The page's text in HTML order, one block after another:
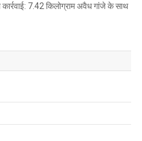
7.42 किलोग्राम अवैध गांजे के साथ